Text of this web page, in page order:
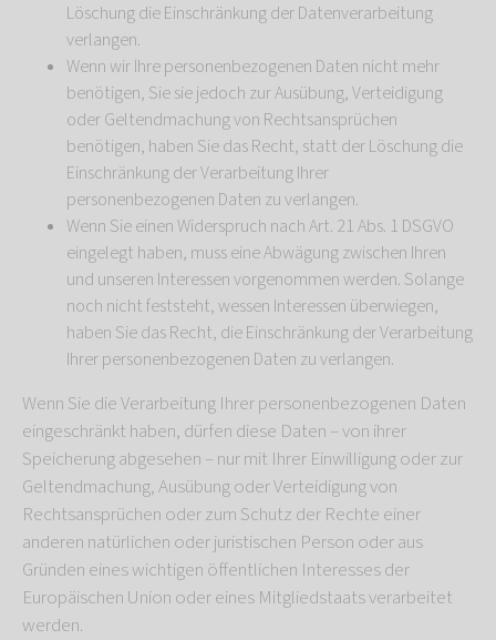
Löschung die Einschränkung der Datenverarbeitung
verlangen.
Wenn wir Ihre personenbezogenen Daten nicht mehr
benötigen, Sie sie jedoch zur Ausübung, Verteidigung
oder Geltendmachung von Rechtsansprüchen
benötigen, haben Sie das Recht, statt der Löschung die
Einschränkung der Verarbeitung Ihrer
personenbezogenen Daten zu verlangen.
Wenn Sie einen Widerspruch nach Art. 21 Abs. 1 DSGVO
eingelegt haben, muss eine Abwägung zwischen Ihren
und unseren Interessen vorgenommen werden. Solange
noch nicht feststeht, wessen Interessen überwiegen,
haben Sie das Recht, die Einschränkung der Verarbeitung
Ihrer personenbezogenen Daten zu verlangen.
Wenn Sie die Verarbeitung Ihrer personenbezogenen Daten
eingeschränkt haben, dürfen diese Daten – von ihrer
Speicherung abgesehen – nur mit Ihrer Einwilligung oder zur
Geltendmachung, Ausübung oder Verteidigung von
Rechtsansprüchen oder zum Schutz der Rechte einer
anderen natürlichen oder juristischen Person oder aus
Gründen eines wichtigen öffentlichen Interesses der
Europäischen Union oder eines Mitgliedstaats verarbeitet
werden.